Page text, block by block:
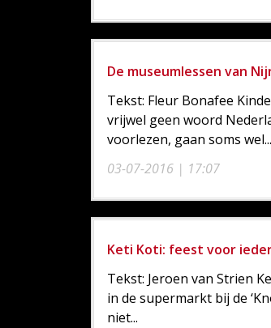
De museumlessen van
03-07-2016 | 17:07
Tekst: Fleur Bonafee
vrijwel geen woord
voorlezen, gaan soms wel...
Keti Koti: feest voor
Tekst: Jeroen van Strien
in de supermarkt bij de
niet...